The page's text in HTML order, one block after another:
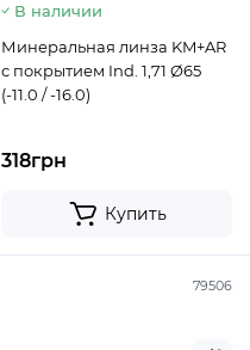
В наличии
Минеральная линза KM+AR
с покрытием Ind. 1,71 Ø65
(-11.0 / -16.0)
318грн
Купить
79506